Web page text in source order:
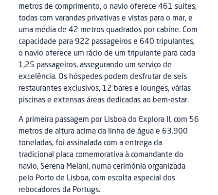
metros de comprimento, o navio oferece 461 suítes,
todas com varandas privativas e vistas para o mar, e
uma média de 42 metros quadrados por cabine. Com
capacidade para 922 passageiros e 640 tripulantes,
o navio oferece um rácio de um tripulante para cada
1,25 passageiros, assegurando um serviço de
excelência. Os hóspedes podem desfrutar de seis
restaurantes exclusivos, 12 bares e lounges, várias
piscinas e extensas áreas dedicadas ao bem-estar.
A primeira passagem por Lisboa do Explora II, com 56
metros de altura acima da linha de água e 63.900
toneladas, foi assinalada com a entrega da
tradicional placa comemorativa à comandante do
navio, Serena Melani, numa cerimónia organizada
pelo Porto de Lisboa, com escolta especial dos
rebocadores da Portugs.